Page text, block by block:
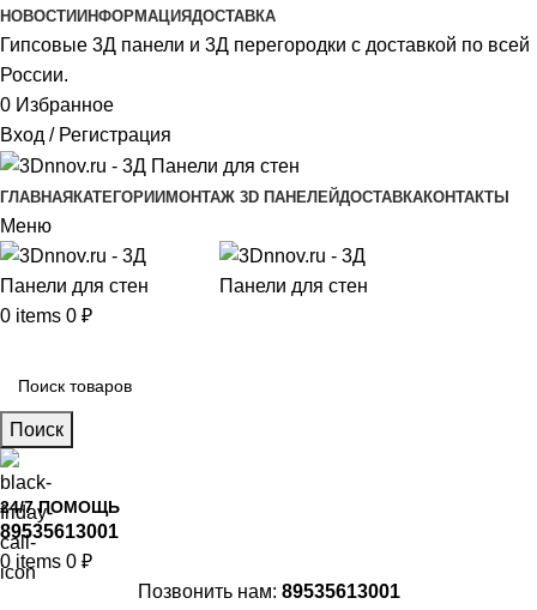
НОВОСТИ ИНФОРМАЦИЯДОСТАВКА
Гипсовые 3Д панели и 3Д перегородки с доставкой по всей
России.
0 Избранное
Вход / Регистрация
ГЛАВНАЯ КАТЕГОРИИ МОНТАЖ 3D ПАНЕЛЕЙДОСТАВКАКОНТАКТЫ
Меню
0 items 0 ₽
Поиск
24/7 ПОМОЩЬ
89535613001
0 items 0 ₽
Позвонить нам: 89535613001